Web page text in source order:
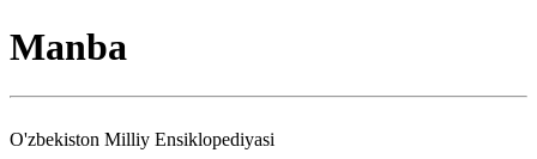
Manba
O'zbekiston Milliy Ensiklopediyasi